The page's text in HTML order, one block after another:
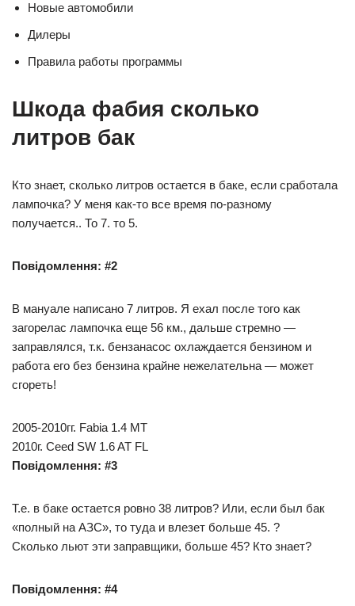
Новые автомобили
Дилеры
Правила работы программы
Шкода фабия сколько
литров бак
Кто знает, сколько литров остается в баке, если сработала
лампочка? У меня как-то все время по-разному
получается.. То 7. то 5.
Повідомлення: #2
В мануале написано 7 литров. Я ехал после того как
загорелас лампочка еще 56 км., дальше стремно —
заправлялся, т.к. бензанасос охлаждается бензином и
работа его без бензина крайне нежелательна — может
сгореть!
2005-2010гг. Fabia 1.4 МТ
2010г. Ceed SW 1.6 AT FL
Повідомлення: #3
Т.е. в баке остается ровно 38 литров? Или, если был бак
«полный на АЗС», то туда и влезет больше 45. ?
Сколько льют эти заправщики, больше 45? Кто знает?
Повідомлення: #4